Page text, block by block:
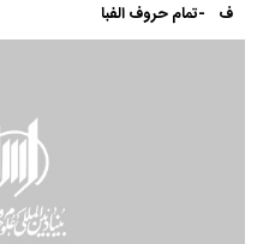
ف -تمام حروف الفبا